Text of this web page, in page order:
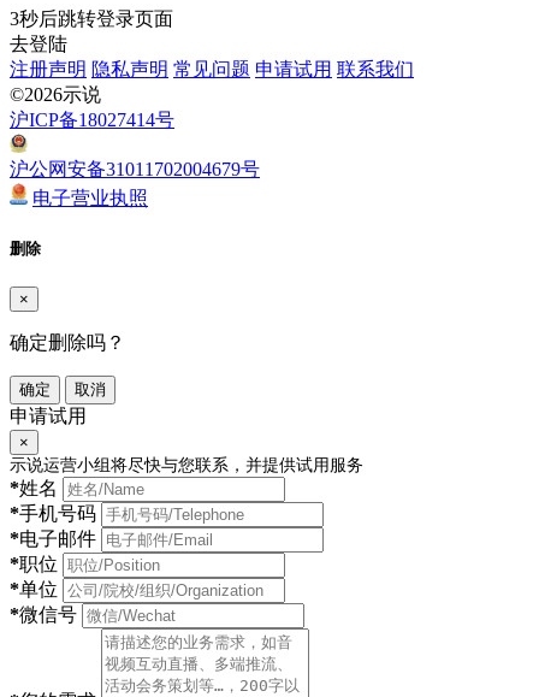
3秒后跳转登录页面
去登陆
注册声明 隐私声明 常见问题 申请试用 联系我们
©2026示说
沪ICP备18027414号
沪公网安备31011702004679号
电子营业执照
删除
×
确定删除吗？
确定 取消
申请试用
×
示说运营小组将尽快与您联系，并提供试用服务
*姓名
*手机号码
*电子邮件
*职位
*单位
*微信号